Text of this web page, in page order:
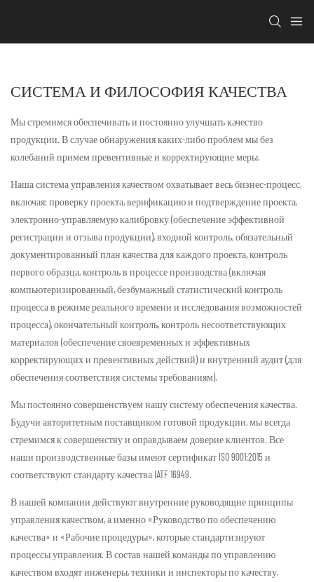
СИСТЕМА И ФИЛОСОФИЯ КАЧЕСТВА
Мы стремимся обеспечивать и постоянно улучшать качество
продукции. В случае обнаружения каких-либо проблем мы без
колебаний примем превентивные и корректирующие меры.
Наша система управления качеством охватывает весь бизнес-процесс,
включая: проверку проекта, верификацию и подтверждение проекта,
электронно-управляемую калибровку (обеспечение эффективной
регистрации и отзыва продукции), входной контроль, обязательный
документированный план качества для каждого проекта, контроль
первого образца, контроль в процессе производства (включая
компьютеризированный, безбумажный статистический контроль
процесса в режиме реального времени и исследования возможностей
процесса), окончательный контроль, контроль несоответствующих
материалов (обеспечение своевременных и эффективных
корректирующих и превентивных действий) и внутренний аудит (для
обеспечения соответствия системы требованиям).
Мы постоянно совершенствуем нашу систему обеспечения качества.
Будучи авторитетным поставщиком готовой продукции, мы всегда
стремимся к совершенству и оправдываем доверие клиентов. Все
наши производственные базы имеют сертификат ISO 9001:2015 и
соответствуют стандарту качества IATF 16949.
В нашей компании действуют внутренние руководящие принципы
управления качеством, а именно «Руководство по обеспечению
качества» и «Рабочие процедуры», которые стандартизируют
процессы управления. В состав нашей команды по управлению
качеством входят инженеры, техники и инспекторы по качеству,